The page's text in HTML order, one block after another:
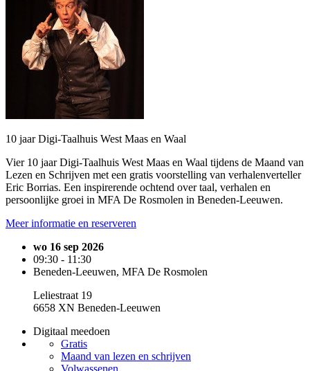
10 jaar Digi-Taalhuis West Maas en Waal
Vier 10 jaar Digi-Taalhuis West Maas en Waal tijdens de Maand van
Lezen en Schrijven met een gratis voorstelling van verhalenverteller
Eric Borrias. Een inspirerende ochtend over taal, verhalen en
persoonlijke groei in MFA De Rosmolen in Beneden-Leeuwen.
Meer informatie en reserveren
wo 16 sep 2026
09:30 - 11:30
Beneden-Leeuwen, MFA De Rosmolen
Leliestraat 19
6658 XN Beneden-Leeuwen
Digitaal meedoen
Gratis
Maand van lezen en schrijven